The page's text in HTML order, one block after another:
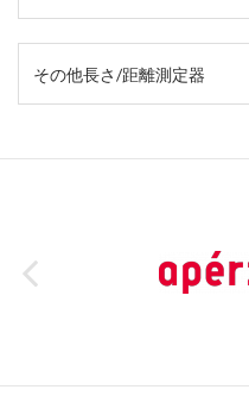
その他長さ/距離測定器